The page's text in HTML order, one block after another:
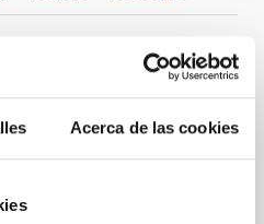
Acerca de las cookies
histories on